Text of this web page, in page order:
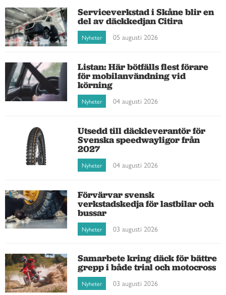
Serviceverkstad i Skåne blir en
del av däckkedjan Citira
Nyheter 05 augusti 2026
Listan: Här bötfälls flest förare
för mobilanvändning vid
körning
Nyheter 04 augusti 2026
Utsedd till däckleverantör för
Svenska speedwayligor från
2027
Nyheter 04 augusti 2026
Förvärvar svensk
verkstadskedja för lastbilar och
bussar
Nyheter 03 augusti 2026
Samarbete kring däck för bättre
grepp i både trial och motocross
Nyheter 03 augusti 2026